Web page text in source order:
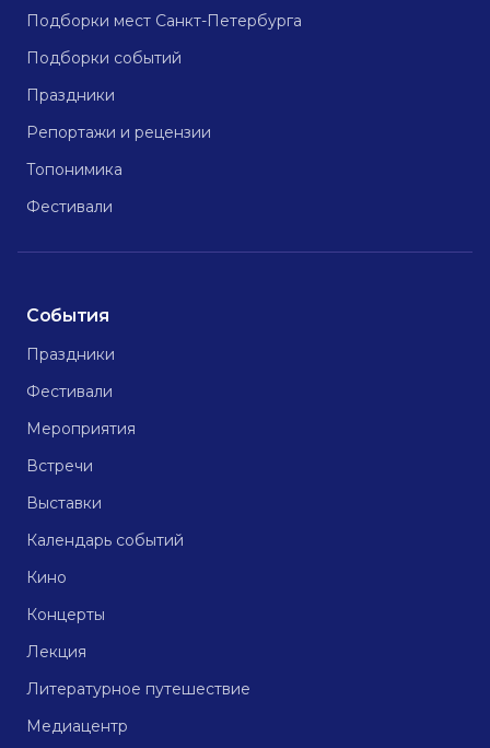
Подборки мест Санкт-Петербурга
Подборки событий
Праздники
Репортажи и рецензии
Топонимика
Фестивали
События
Праздники
Фестивали
Мероприятия
Встречи
Выставки
Календарь событий
Кино
Концерты
Лекция
Литературное путешествие
Медиацентр